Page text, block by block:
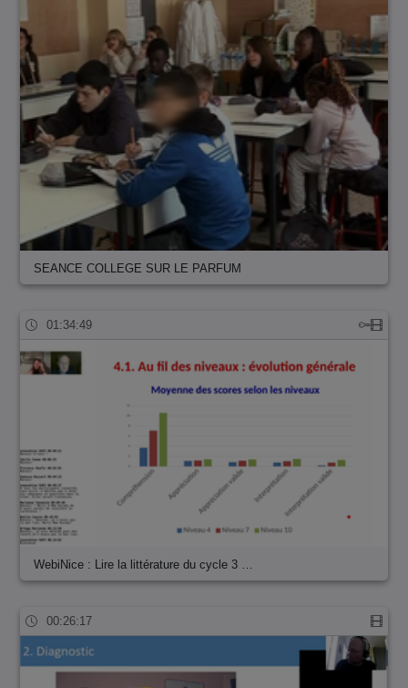
SEANCE COLLEGE SUR LE PARFUM
01:34:49
WebiNice : Lire la littérature du cycle 3 …
00:26:17